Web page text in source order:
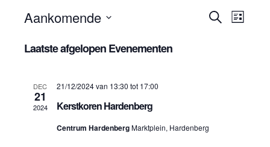
Repertoire
Foto’s
Contact
ZoekenLijst
Aankomende
een
Laatste afgelopen Evenementen
DEC
21
2024
21/12/2024 van 13:30 tot 17:00
Kerstkoren Hardenberg
Centrum HardenbergMarktplein, Hardenberg